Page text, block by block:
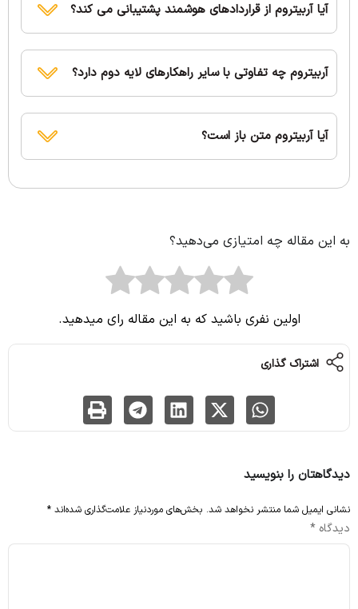
آیا آربیتروم از قراردادهای هوشمند پشتیبانی می کند؟
آربیتروم چه تفاوتی با سایر راهکارهای لایه دوم دارد؟
آیا آربیتروم متن باز است؟
به این مقاله چه امتیازی می‌دهید؟
اولین نفری باشید که به این مقاله رای میدهید.
اشتراک گذاری
دیدگاهتان را بنویسید
نشانی ایمیل شما منتشر نخواهد شد. بخش‌های موردنیاز علامت‌گذاری شده‌اند *
دیدگاه *